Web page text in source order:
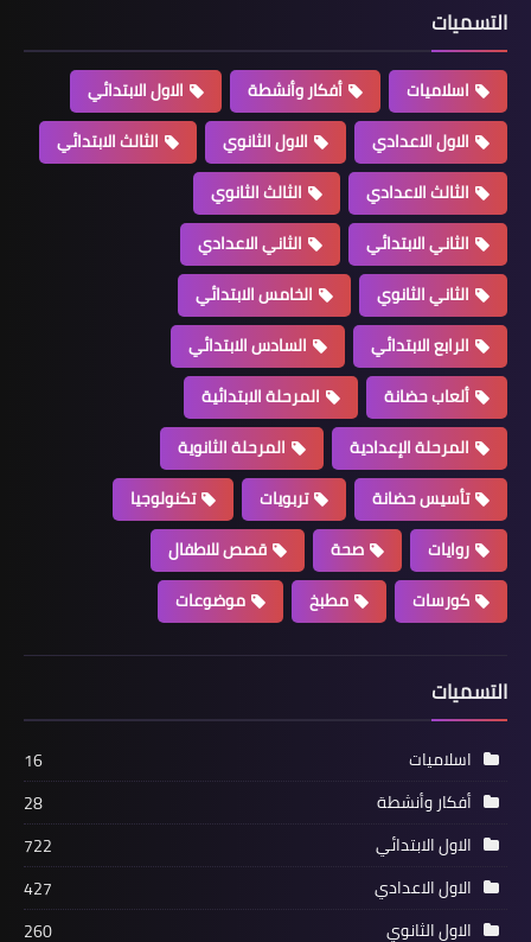
التسميات
اسلاميات أفكار وأنشطة
الاول الابتدائي
الاول الاعدادي
الاول الثانوي
الثالث الابتدائي
الثالث الاعدادي
الثالث الثانوي
الثاني الابتدائي
الثاني الاعدادي
الثاني الثانوي
الخامس الابتدائي
الرابع الابتدائي
السادس الابتدائي
ألعاب حضانة
المرحلة الابتدائية
المرحلة الإعدادية
المرحلة الثانوية
تأسيس حضانة
تربويات
تكنولوجيا
روايات
صحة
قصص للاطفال
كورسات
مطبخ موضوعات
التسميات
اسلاميات
16
أفكار وأنشطة
28
الاول الابتدائي
722
الاول الاعدادي
427
الاول الثانوي
260